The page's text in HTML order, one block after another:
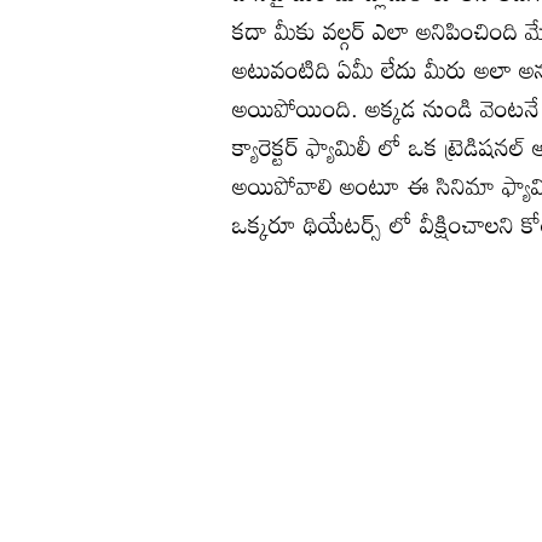
కదా మీకు వల్గర్ ఎలా
అటువంటిది ఏమీ లేదు మీరు అలా
అయిపోయింది. అక్కడ నుండి వెంటనే
క్యారెక్టర్ ఫ్యామిలీ లో ఒక
అయిపోవాలి అంటూ ఈ సినిమా
ఒక్కరూ థియేటర్స్ లో వీక్షించాలని